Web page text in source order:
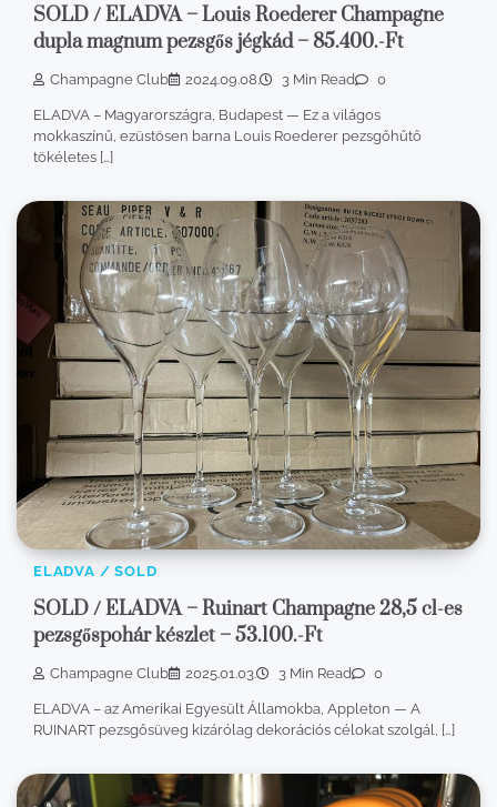
SOLD / ELADVA – Louis Roederer Champagne
dupla magnum pezsgős jégkád – 85.400.-Ft
Champagne Club 2024.09.08. 3 Min Read 0
ELADVA – Magyarországra, Budapest — Ez a világos
mokkaszínű, ezüstösen barna Louis Roederer pezsgőhűtő
tökéletes […]
ELADVA / SOLD
SOLD / ELADVA – Ruinart Champagne 28,5 cl-es
pezsgőspohár készlet – 53.100.-Ft
Champagne Club 2025.01.03. 3 Min Read 0
ELADVA – az Amerikai Egyesült Államokba, Appleton — A
RUINART pezsgősüveg kizárólag dekorációs célokat szolgál, […]